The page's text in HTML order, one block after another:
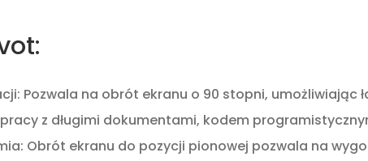
Pozwala na obrót ekranu o 90 stopni, umożliwiając
z długimi dokumentami, kodem
Obrót ekranu do pozycji pionowej pozwala na